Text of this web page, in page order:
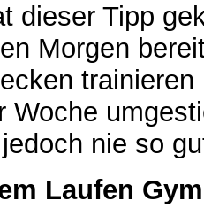
dieser Tipp
Morgen
Woche
nie so
Laufen